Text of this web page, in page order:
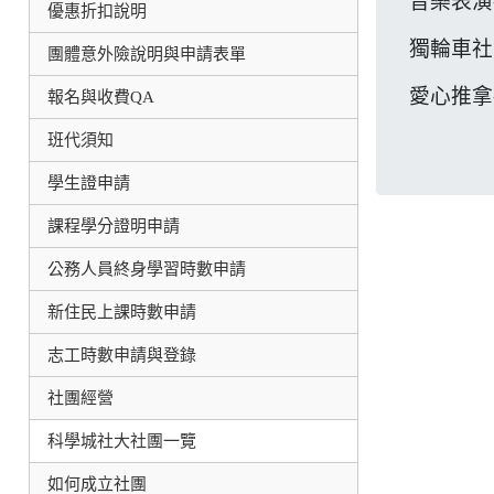
優惠折扣說明
團體意外險說明與申請表單
報名與收費QA
班代須知
學生證申請
課程學分證明申請
公務人員終身學習時數申請
新住民上課時數申請
志工時數申請與登錄
社團經營
科學城社大社團一覽
如何成立社團
獨輪車社
愛心推